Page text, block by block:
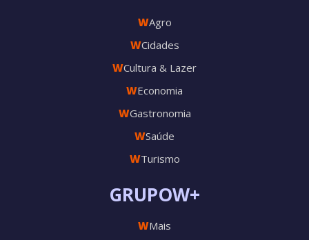
GRUPOW+
WMais
WAgro
WCidades
WCultura & Lazer
WEconomia
WGastronomia
WSaúde
WTurismo